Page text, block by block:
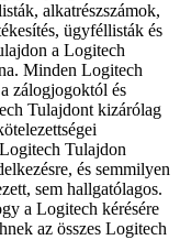
alkatrészszámok,
ügyféllisták és
a Logitech
Minden Logitech
zálogjogoktól és
Tulajdont kizárólag
Tulajdon
és semmilyen
sem hallgatólagos.
a Logitech kérésére
az összes Logitech